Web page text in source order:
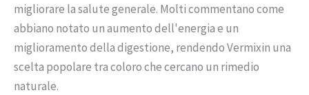
migliorare la salute generale. Molti commentano come
abbiano notato un aumento dell'energia e un
miglioramento della digestione, rendendo Vermixin una
scelta popolare tra coloro che cercano un rimedio
naturale.